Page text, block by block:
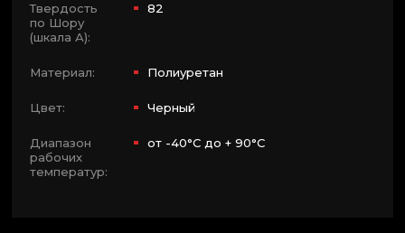
Твердость
по Шору
(шкала А):
82
Материал: Полиуретан
Цвет: Черный
Диапазон
рабочих
температур:
от -40°C до + 90°C